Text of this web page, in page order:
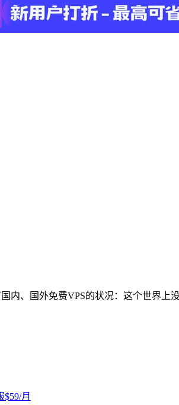
内、国外免费VPS的状况：这个世界上
月